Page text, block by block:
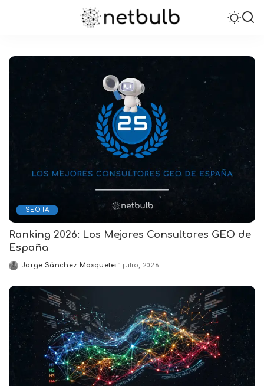
SEO IA
Ranking 2026: Los Mejores Consultores GEO de
España
Posted
Jorge Sánchez Mosquete 1 julio, 2026